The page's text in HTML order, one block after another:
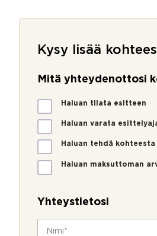
Kysy lisää
Mitä yhteydenottosi
M
i
ä
d
Haluan tilata esitteen
Haluan varata
Haluan tehdä
Haluan maksuttoman
Yhteystietosi